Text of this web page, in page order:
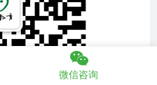
微信咨询